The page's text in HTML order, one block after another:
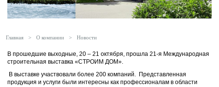
Главная > О компании > Новости
В прошедшие выходные, 20 – 21 октября, прошла 21-я Международная
строительная выставка «СТРОИМ ДОМ».
В выставке участвовали более 200 компаний. Представленная
продукция и услуги были интересны как профессионалам в области